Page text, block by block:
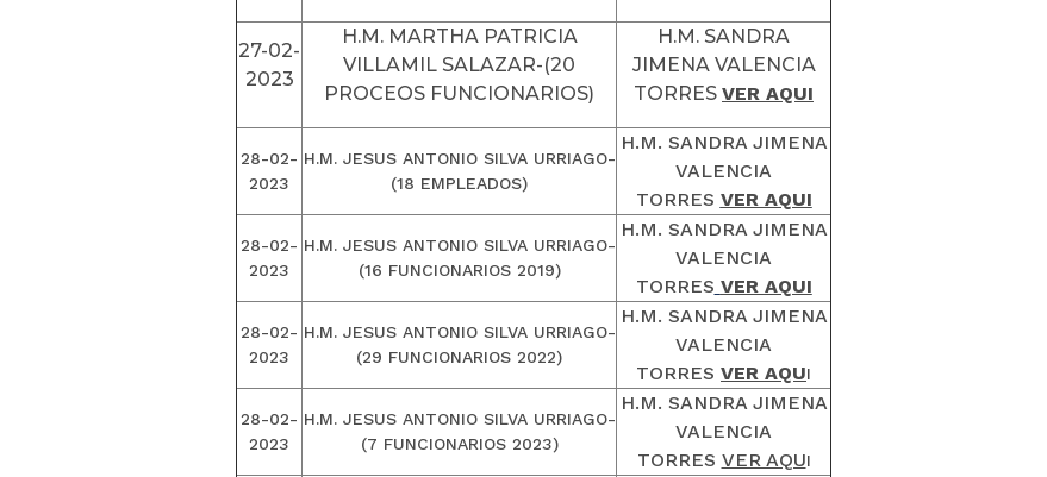
27-02-
2023
H.M. MARTHA PATRICIA
VILLAMIL SALAZAR-(20
PROCEOS FUNCIONARIOS)
H.M. SANDRA
JIMENA VALENCIA
TORRES VER AQUI
28-02-
2023
H.M. JESUS ANTONIO SILVA URRIAGO-
(18 EMPLEADOS)
H.M. SANDRA JIMENA
VALENCIA
TORRES VER AQUI
28-02-
2023
H.M. JESUS ANTONIO SILVA URRIAGO-
(16 FUNCIONARIOS 2019)
H.M. SANDRA JIMENA
VALENCIA
TORRES VER AQUI
28-02-
2023
H.M. JESUS ANTONIO SILVA URRIAGO-
(29 FUNCIONARIOS 2022)
H.M. SANDRA JIMENA
VALENCIA
TORRES VER AQUI
28-02-
2023
H.M. JESUS ANTONIO SILVA URRIAGO-
(7 FUNCIONARIOS 2023)
H.M. SANDRA JIMENA
VALENCIA
TORRES VER AQUI